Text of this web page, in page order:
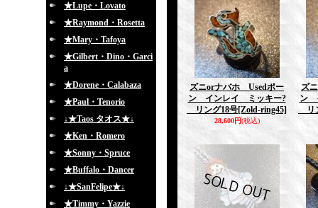
★Lupe・Lovato
★Raymond・Rosetta
★Mary・Tafoya
★Gilbert・Dino・Garci
a
★Dorene・Calabaza
★Paul・Tenorio
↓★Taos タオス★↓
★Ken・Romero
★Sonny・Spruce
★Buffalo・Dancer
↓★SanFelipe★↓
★Timmy・Yazzie
ズニorナバホ Usedポー
ン インレイ ミッキー?
リング18号[Zold-ring45]
28,600円(税込)
ズ
ン
リ